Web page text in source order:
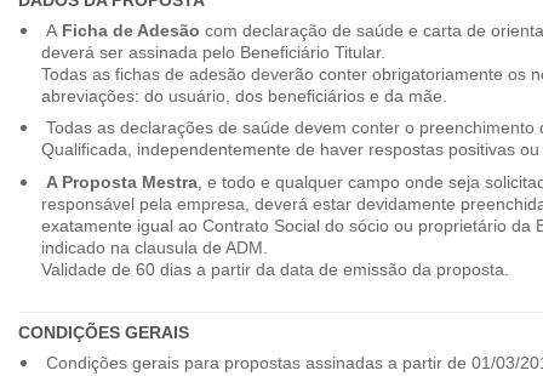
A Ficha de Adesão com declaração de saúde e carta de
deverá ser assinada pelo Beneficiário Titular.
Todas as fichas de adesão deverão conter obrigatoriamente os
abreviações: do usuário, dos beneficiários e da mãe.
Todas as declarações de saúde devem conter o preenchimento
Qualificada, independentemente de haver respostas positivas ou
A Proposta Mestra, e todo e qualquer campo onde seja
responsável pela empresa, deverá estar devidamente
exatamente igual ao Contrato Social do sócio ou proprietário da
indicado na clausula de ADM.
Validade de 60 dias a partir da data de emissão da proposta.
CONDIÇÕES GERAIS
Condições gerais para propostas assinadas a partir de 01/03/